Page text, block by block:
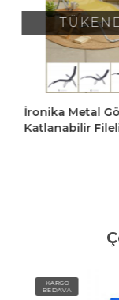
İronika Metal
Katlanabilir
KARGO
BEDAVA